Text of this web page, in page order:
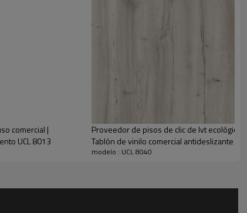
ocupados
comercial |
UCL 8013
Proveedor de pisos de clic de lvt ecológico
Tablón de vinilo comercial antideslizante
modelo : UCL 8040